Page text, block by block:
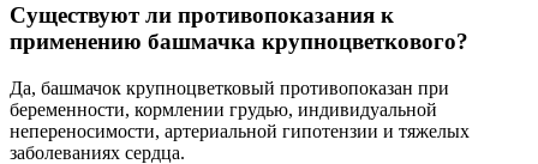
Существуют ли противопоказания к
применению башмачка крупноцветкового?
Да, башмачок крупноцветковый противопоказан при
беременности, кормлении грудью, индивидуальной
непереносимости, артериальной гипотензии и тяжелых
заболеваниях сердца.